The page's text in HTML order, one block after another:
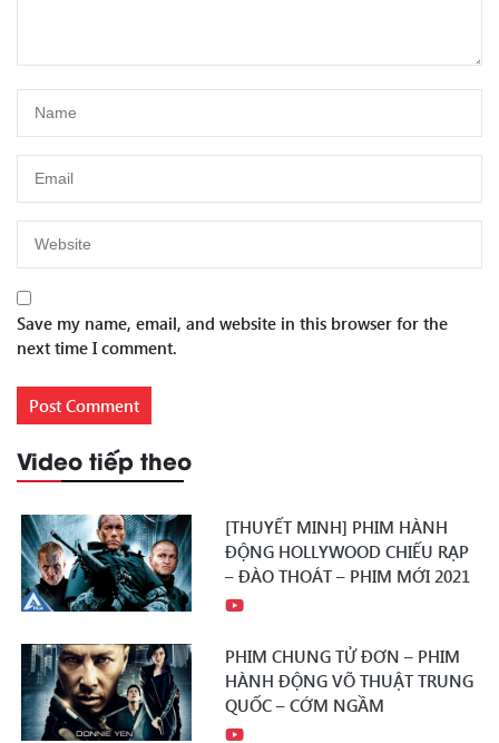
Save my name, email, and website in this browser for the
next time I comment.
Video tiếp theo
[THUYẾT MINH] PHIM HÀNH
ĐỘNG HOLLYWOOD CHIẾU RẠP
– ĐÀO THOÁT – PHIM MỚI 2021
PHIM CHUNG TỬ ĐƠN – PHIM
HÀNH ĐỘNG VÕ THUẬT TRUNG
QUỐC – CỚM NGẦM